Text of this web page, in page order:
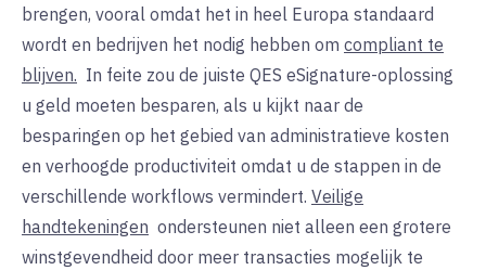
brengen, vooral omdat het in heel Europa standaard
wordt en bedrijven het nodig hebben om compliant te
blijven. In feite zou de juiste QES eSignature-oplossing
u geld moeten besparen, als u kijkt naar de
besparingen op het gebied van administratieve kosten
en verhoogde productiviteit omdat u de stappen in de
verschillende workflows vermindert. Veilige
handtekeningen ondersteunen niet alleen een grotere
winstgevendheid door meer transacties mogelijk te